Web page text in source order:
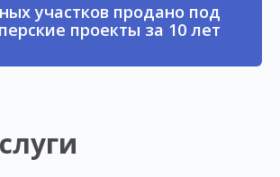
участков продано под
проекты за 10 лет